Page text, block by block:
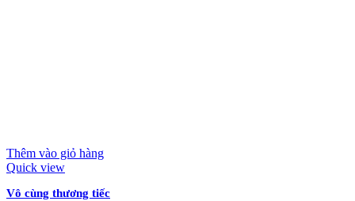
Thêm vào giỏ hàng
Quick view
Vô cùng thương tiếc